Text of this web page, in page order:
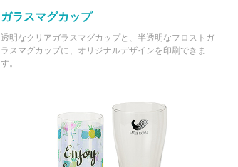
ガラスマグカップ
透明なクリアガラスマグカップと、半透明なフロストガ
ラスマグカップに、オリジナルデザインを印刷できま
す。